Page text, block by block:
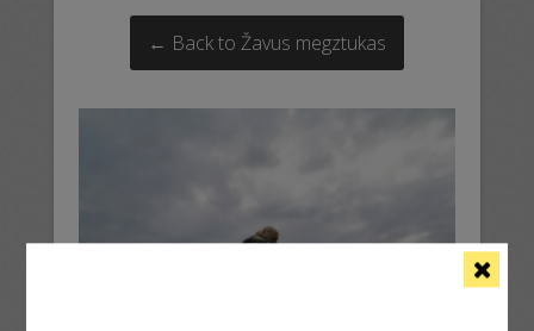
← Back to Žavus megztukas